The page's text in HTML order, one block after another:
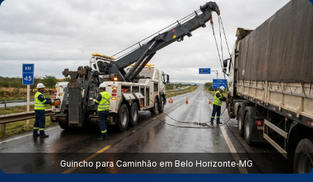
Guincho para Caminhão em Belo Horizonte‑MG